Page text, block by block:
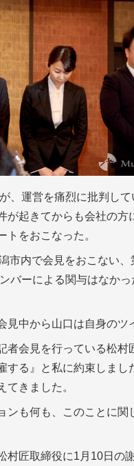
、運営を痛烈に批判し
が起きてからも会社の
トをおこなった。
市内で会見をおこない
バーによる関与はなか
見中から山口は自身のツ
者会見を行っている松
する』と私に約束しま
てきました。
ンも何も、このことに
村匠取締役に1月10日の